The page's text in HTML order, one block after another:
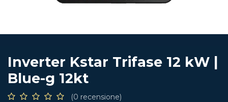
Inverter Kstar Trifase 12 kW |
Blue-g 12kt
(0 recensione)